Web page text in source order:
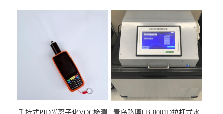
手持式PID光离子化VOC检测 青岛路博LB-8001D拉杆式水